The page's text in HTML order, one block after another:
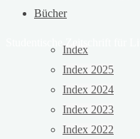
Bücher
Index
Index 2025
Index 2024
Index 2023
Index 2022